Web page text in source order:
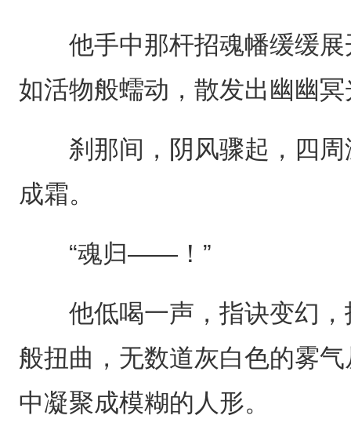
他手中那杆招魂幡缓缓展
如活物般蠕动，散发出幽幽冥
刹那间，阴风骤起，四周
成霜。
“魂归——！”
他低喝一声，指诀变幻，
般扭曲，无数道灰白色的雾
中凝聚成模糊的人形。